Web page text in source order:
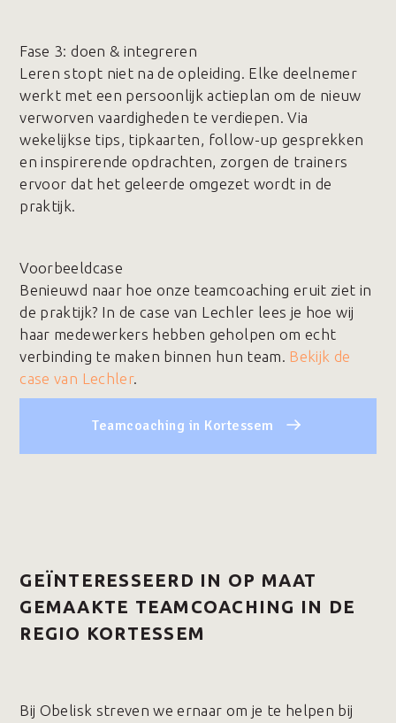
Fase 3️: doen & integreren
Leren stopt niet na de opleiding. Elke deelnemer
werkt met een persoonlijk actieplan om de nieuw
verworven vaardigheden te verdiepen. Via
wekelijkse tips, tipkaarten, follow-up gesprekken
en inspirerende opdrachten, zorgen de trainers
ervoor dat het geleerde omgezet wordt in de
praktijk.
Voorbeeldcase
Benieuwd naar hoe onze teamcoaching eruit ziet in
de praktijk? In de case van Lechler lees je hoe wij
haar medewerkers hebben geholpen om echt
verbinding te maken binnen hun team. Bekijk de
case van Lechler.
Teamcoaching in Kortessem
GEÏNTERESSEERD IN OP MAAT
GEMAAKTE TEAMCOACHING IN DE
REGIO KORTESSEM
Bij Obelisk streven we ernaar om je te helpen bij